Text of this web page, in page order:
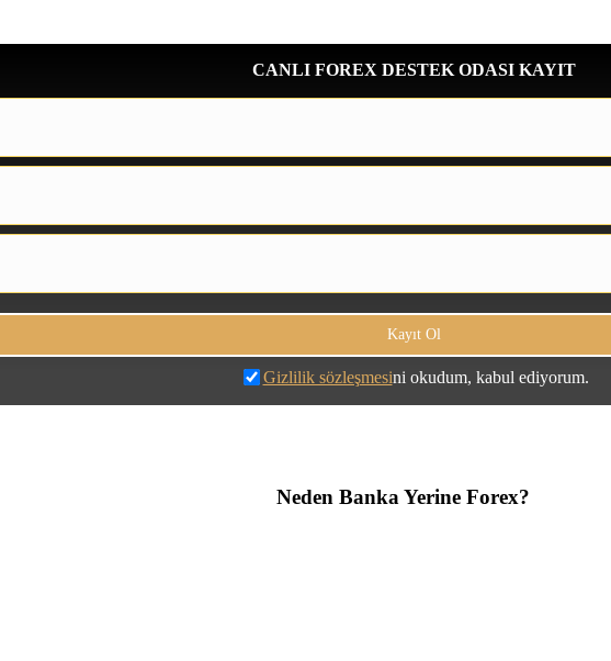
CANLI FOREX DESTEK ODASI KAYIT
Gizlilik sözleşmesini okudum, kabul ediyorum.
Neden Banka Yerine Forex?